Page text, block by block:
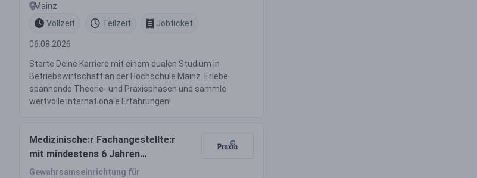
Mainz
Vollzeit
Teilzeit Jobticket
06.08.2026
Starte Deine Karriere mit einem dualen Studium in
Betriebswirtschaft an der Hochschule Mainz. Erlebe
spannende Theorie- und Praxisphasen und sammle
wertvolle internationale Erfahrungen!
Medizinische:r Fachangestellte:r
mit mindestens 6 Jahren
Berufserfahrung (m/w/d) - Wir
Gewahrsamseinrichtung für